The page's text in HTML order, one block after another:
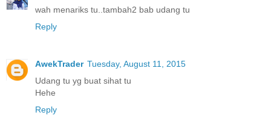
wah menariks tu..tambah2 bab udang tu
Reply
AwekTrader Tuesday, August 11, 2015
Udang tu yg buat sihat tu
Hehe
Reply